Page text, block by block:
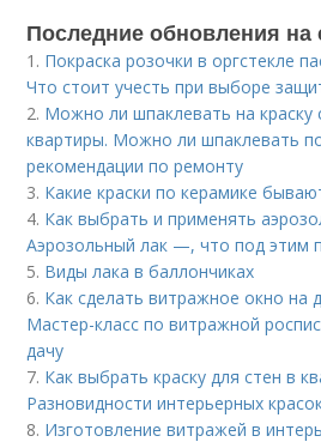
Последние обновления на
1. Покраска розочки в оргстекле
Что стоит учесть при выборе
2. Можно ли шпаклевать на краску
квартиры. Можно ли шпаклевать
рекомендации по ремонту
3. Какие краски по керамике
4. Как выбрать и применять
Аэрозольный лак —, что под этим
5. Виды лака в баллончиках
6. Как сделать витражное окно на
Мастер-класс по витражной
дачу
7. Как выбрать краску для стен в
Разновидности интерьерных
8. Изготовление витражей в